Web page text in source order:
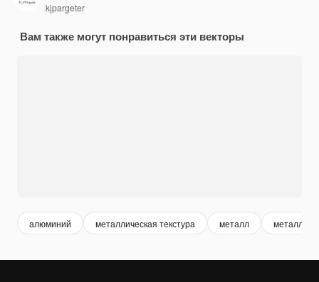
kjpargeter
Вам также могут понравиться эти векторы
алюминий металлическая текстура металл металл